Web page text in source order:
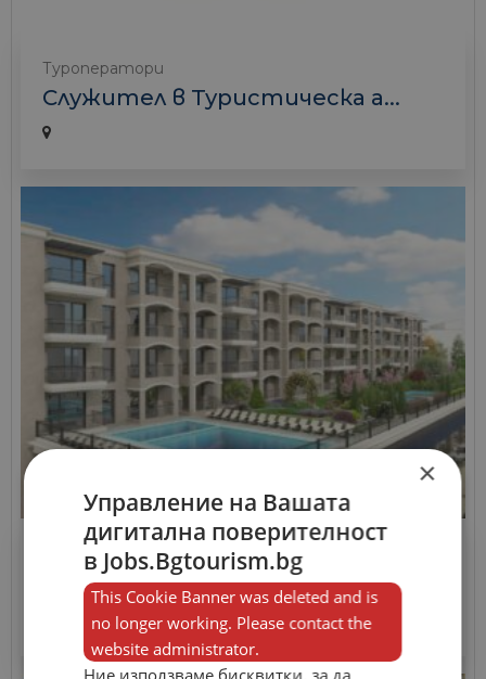
Туроператори
Служител в Туристическа а...
Управители Хотели
Мениджър продажби и корпо...
×
Управление на Вашата
дигитална поверителност
в Jobs.Bgtourism.bg
This Cookie Banner was deleted and is
no longer working. Please contact the
website administrator.
Ние използваме бисквитки, за да